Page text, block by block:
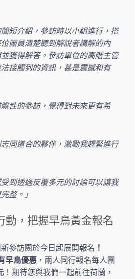
簡短介紹，參訪時以小組進行，搭
團員清楚聽到解說者講解的內
獲得解答。參訪單位的高階主管
接觸到的資訊，甚是震撼和有
瞻性的參訪，覺得對未來更有希
志同道合的夥伴，激勵我趕緊進行
受到透過反覆多元的討論可以讓我
整。」
動，把握早鳥黃金報名
參訪團於今日起展開報名 ！
早鳥優惠 ，兩人同行報名每人團
！期待您與我們一起前往荷蘭，